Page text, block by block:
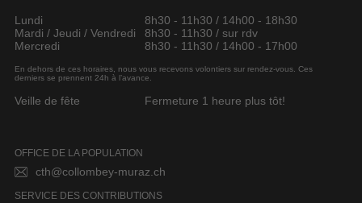
Lundi
8h30 - 11h30 / 14h00 - 18h30
Mardi / Jeudi / Vendredi
8h30 - 11h30 / sur rdv
Mercredi
8h30 - 11h30 / 14h00 - 17h00
En dehors de ces horaires, nous vous recevons volontiers sur rendez-vous. Ces
derniers se prennent 24h à l’avance.
Veille de fête Fermeture 1 heure plus tôt!
OFFICE DE LA POPULATION
cth@collombey-muraz.ch
SERVICE DES CONTRIBUTIONS